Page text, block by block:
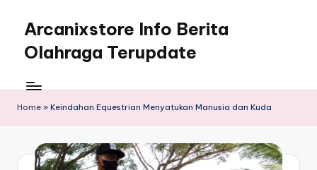
content
Arcanixstore Info Berita
Olahraga Terupdate
Home » Keindahan Equestrian Menyatukan Manusia dan Kuda